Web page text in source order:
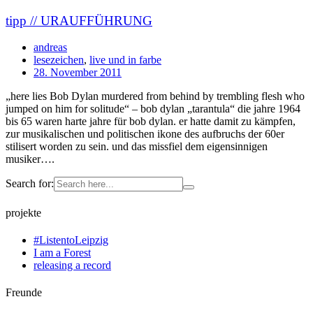
tipp // URAUFFÜHRUNG
andreas
lesezeichen, live und in farbe
28. November 2011
„here lies Bob Dylan murdered from behind by trembling flesh who
jumped on him for solitude“ – bob dylan „tarantula“ die jahre 1964
bis 65 waren harte jahre für bob dylan. er hatte damit zu kämpfen,
zur musikalischen und politischen ikone des aufbruchs der 60er
stilisert worden zu sein. und das missfiel dem eigensinnigen
musiker….
Search for:
projekte
#ListentoLeipzig
I am a Forest
releasing a record
Freunde